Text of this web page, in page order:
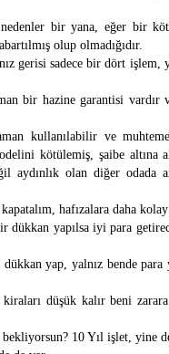
bir yana, eğer bir
olup olmadığıdır.
gerisi sadece bir dört işlem,
bir hazine garantisi vardır
kullanılabilir ve
kötülemiş, şaibe altına
aydınlık olan diğer odada
hafızalara daha
dükkan yapılsa iyi para
yap, yalnız bende para
düşük kalır beni
10 Yıl işlet, yine